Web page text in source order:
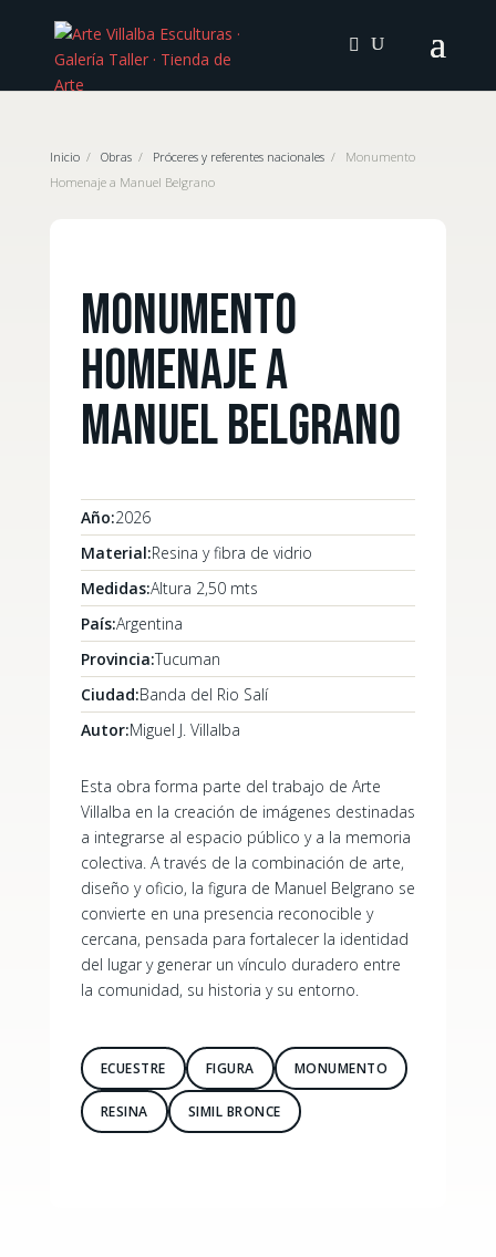
Inicio/ Obras/ Próceres y referentes nacionales/ Monumento
Homenaje a Manuel Belgrano
Monumento
Homenaje a
Manuel Belgrano
Año:2026
Material:Resina y fibra de vidrio
Medidas:Altura 2,50 mts
País:Argentina
Provincia:Tucuman
Ciudad:Banda del Rio Salí
Autor:Miguel J. Villalba
Esta obra forma parte del trabajo de Arte
Villalba en la creación de imágenes destinadas
a integrarse al espacio público y a la memoria
colectiva. A través de la combinación de arte,
diseño y oficio, la figura de Manuel Belgrano se
convierte en una presencia reconocible y
cercana, pensada para fortalecer la identidad
del lugar y generar un vínculo duradero entre
la comunidad, su historia y su entorno.
ECUESTRE FIGURA MONUMENTO
RESINA SIMIL BRONCE